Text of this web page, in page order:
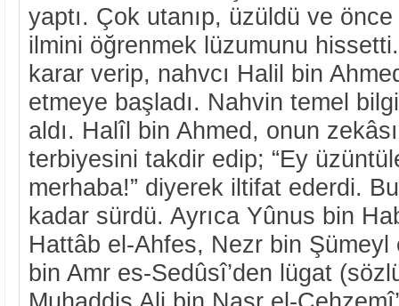
yaptı. Çok utanıp, üzüldü ve
ilmini öğrenmek lüzumunu
karar verip, nahvcı Halil bin
etmeye başladı. Nahvin temel
aldı. Halîl bin Ahmed, onun
terbiyesini takdir edip; “Ey
merhaba!” diyerek iltifat ederdi.
kadar sürdü. Ayrıca Yûnus bin
Hattâb el-Ahfes, Nezr bin
bin Amr es-Sedûsî’den lügat